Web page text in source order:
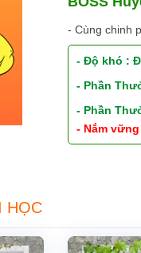
- Cùng chinh
- Độ khó :
- Phần
- Phần
- Nắm
HỌC